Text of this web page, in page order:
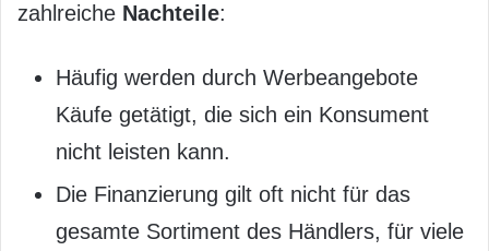
zahlreiche Nachteile:
Häufig werden durch Werbeangebote
Käufe getätigt, die sich ein Konsument
nicht leisten kann.
Die Finanzierung gilt oft nicht für das
gesamte Sortiment des Händlers, für viele